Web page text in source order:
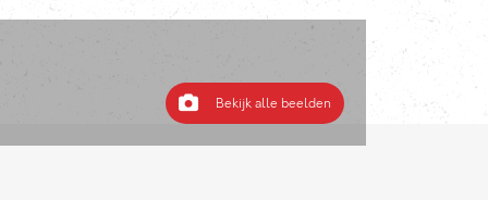
Bekijk alle beelden